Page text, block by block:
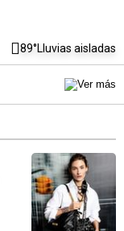
89°Lluvias aisladas